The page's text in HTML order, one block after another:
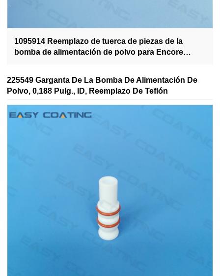
1095914 Reemplazo de tuerca de piezas de la
bomba de alimentación de polvo para Encore
225549 Garganta De La Bomba De Alimentación De
Polvo, 0,188 Pulg., ID, Reemplazo De Teflón